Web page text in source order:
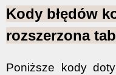
Kody błędów
rozszerzona
Poniższe kody